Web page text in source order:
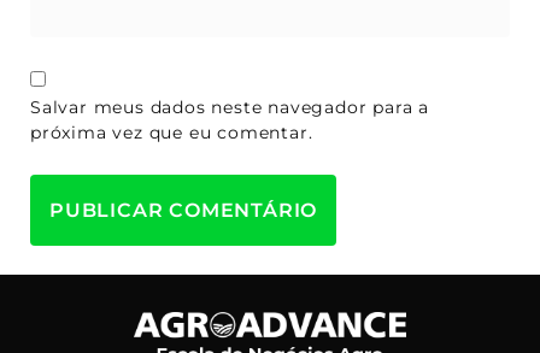
Salvar meus dados neste navegador para a
próxima vez que eu comentar.